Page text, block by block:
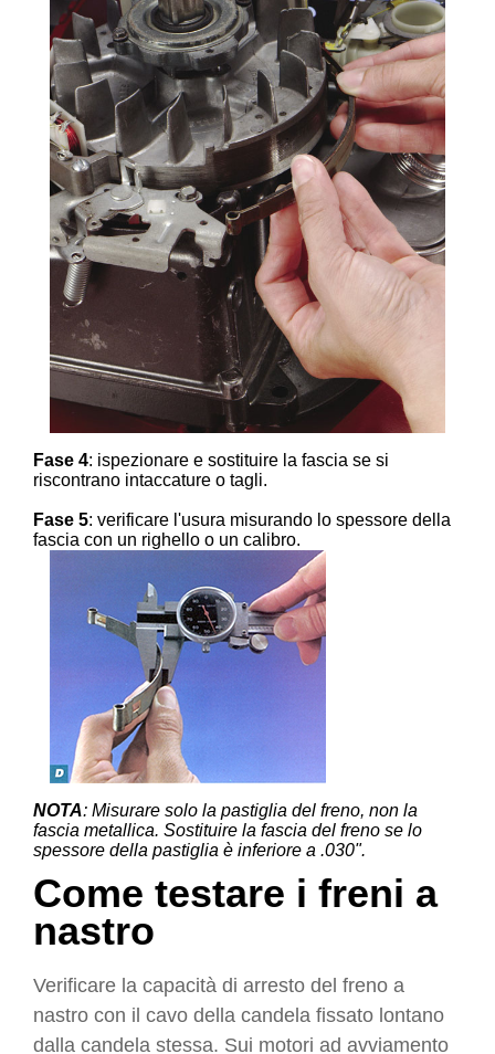
Fase 4: ispezionare e sostituire la fascia se si
riscontrano intaccature o tagli.
Fase 5: verificare l'usura misurando lo spessore della
fascia con un righello o un calibro.
NOTA: Misurare solo la pastiglia del freno, non la
fascia metallica. Sostituire la fascia del freno se lo
spessore della pastiglia è inferiore a .030".
Come testare i freni a
nastro
Verificare la capacità di arresto del freno a
nastro con il cavo della candela fissato lontano
dalla candela stessa. Sui motori ad avviamento